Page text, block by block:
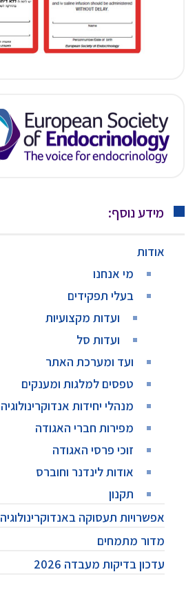
מידע נוסף:
אודות
מי אנחנו
בעלי תפקידים
ועדות מקצועיות
ועדות סל
ועד ומערכת האתר
טפסים למלגות ומענקים
מנהלי יחידות אנדוקרינולוגיה
מפירות חברי האגודה
זוכי פרסי האגודה
אודות לינדנר וחוברס
תקנון
אפשרויות תעסוקה באנדוקרינולוגיה
מדור מתמחים
עדכון בדיקות מעבדה 2026